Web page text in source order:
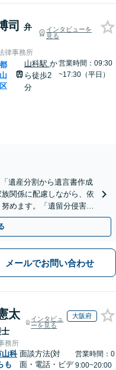
司
弁
インタビューを
見る
律事務所
山科駅 か
ら徒歩2
分
営業時間：09:30
~17:30（平日）
遺産分割から遺言書作成
関係に配慮しながら、依
めます。「遺留分侵害額
分割ほか」
メールでお問い合わせ
太
インタビュ
ーを見る
大阪府
務所
山科
も
面談方法(対
面・電話・ビデ
営業時間：0
9:00~20:00